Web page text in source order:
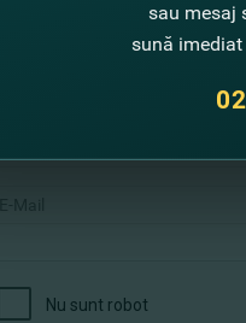
sau mesaj
sună imediat